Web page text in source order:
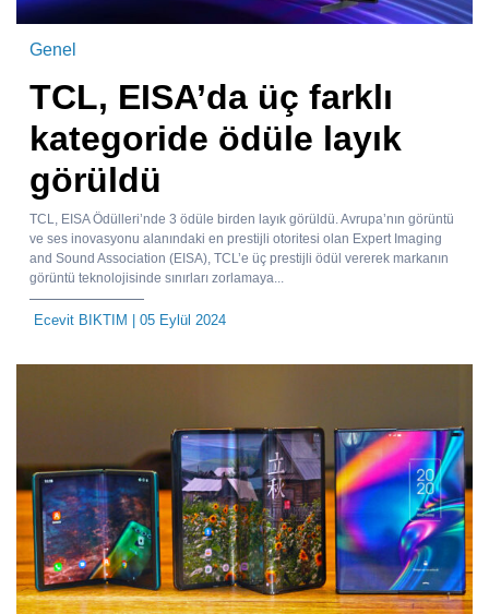
Genel
TCL, EISA’da üç farklı
kategoride ödüle layık
görüldü
TCL, EISA Ödülleri’nde 3 ödüle birden layık görüldü. Avrupa’nın görüntü
ve ses inovasyonu alanındaki en prestijli otoritesi olan Expert Imaging
and Sound Association (EISA), TCL’e üç prestijli ödül vererek markanın
görüntü teknolojisinde sınırları zorlamaya...
Ecevit BIKTIM | 05 Eylül 2024